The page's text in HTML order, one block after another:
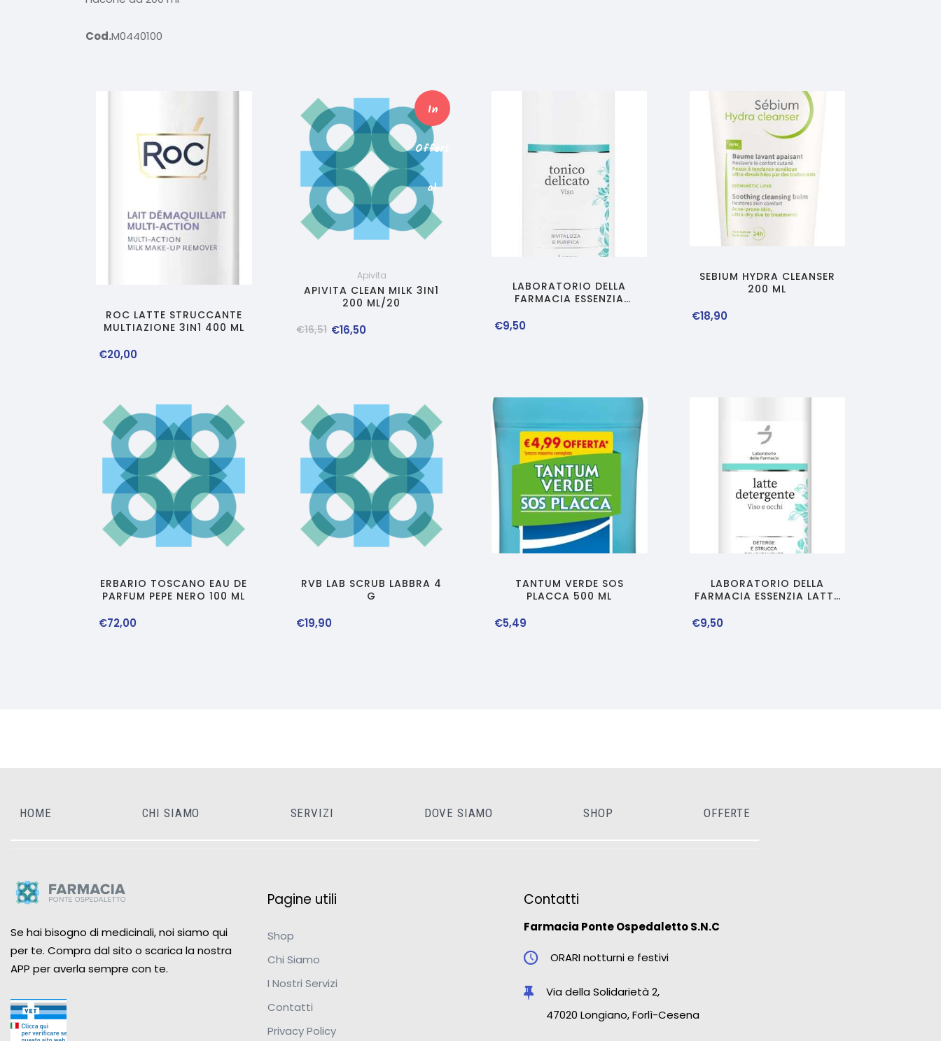
Cod.M0440100
ROC LATTE STRUCCANTE
MULTIAZIONE 3IN1 400 ML
€20,00
In
Offert
A!
Apivita
APIVITA CLEAN MILK 3IN1
200 ML/20
€16,51 €16,50
LABORATORIO DELLA
FARMACIA ESSENZIA
€9,50
SEBIUM HYDRA CLEANSER
200 ML
€18,90
ERBARIO TOSCANO EAU DE
PARFUM PEPE NERO 100 ML
€72,00
RVB LAB SCRUB LABBRA 4
G
€19,90
TANTUM VERDE SOS
PLACCA 500 ML
€5,49
LABORATORIO DELLA
FARMACIA ESSENZIA LATTE
€9,50
HOME CHI SIAMO SERVIZI DOVE SIAMO SHOP OFFERTE
Se hai bisogno di medicinali, noi siamo qui
per te. Compra dal sito o scarica la nostra
APP per averla sempre con te.
Pagine utili
Shop
Chi Siamo
I Nostri Servizi
Contatti
Privacy Policy
Contatti
Farmacia Ponte Ospedaletto S.N.C
ORARI notturni e festivi
Via della Solidarietà 2,
47020 Longiano, Forlì-Cesena